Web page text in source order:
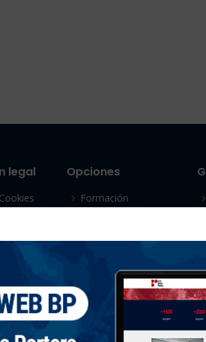
legal Opciones
Formación
Bolsa de trabajo